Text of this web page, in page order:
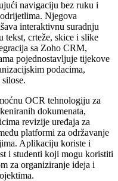
navigaciju bez ruku i
Njegova
interaktivnu suradnju
tekst, crteže, skice i slike
sa Zoho CRM,
pojednostavljuje tijekove
podacima,
OCR tehnologiju za
dokumenata,
revizije uređaja za
platformi za održavanje
Aplikaciju koriste i
i studenti koji mogu koristiti
za organiziranje ideja i